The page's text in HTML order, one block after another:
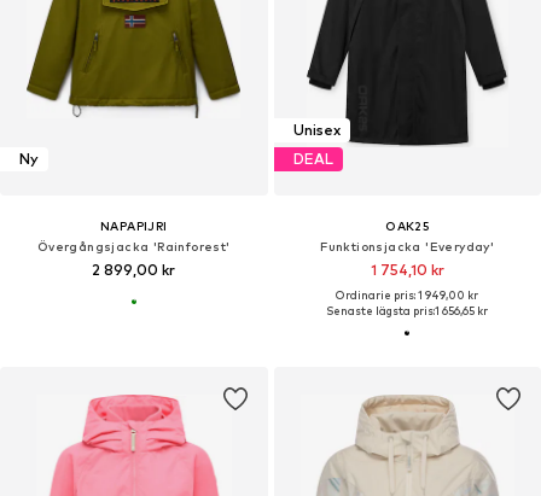
Ny
NAPAPIJRI
Övergångsjacka 'Rainforest'
2 899,00 kr
Unisex
DEAL
OAK25
Funktionsjacka 'Everyday'
1 754,10 kr
Ordinarie pris: 1 949,00 kr
Senaste lägsta pris:1 656,65 kr